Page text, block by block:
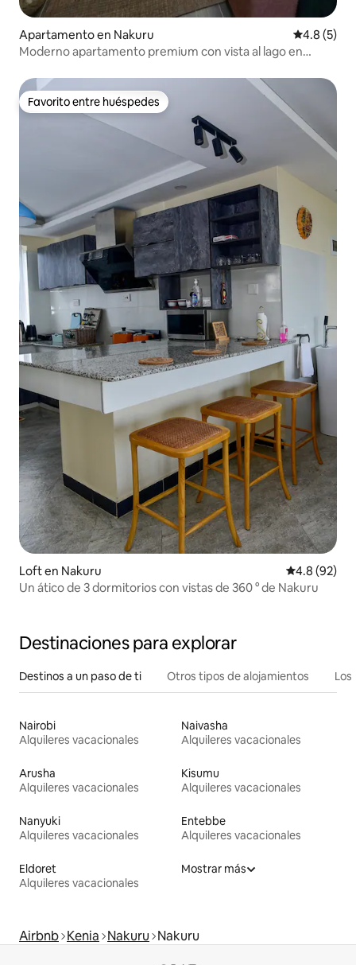
Apartamento en Nakuru
4.8 (5)
Moderno apartamento premium con vista al lago en
Favorito entre huéspedes
Favorito entre huéspedes
Loft en Nakuru Calificación
4.8 (92)
Un ático de 3 dormitorios con vistas de 360 ° de Nakuru
Destinaciones para explorar
Destinos a un paso de ti Otros tipos de alojamientos
Nairobi
Alquileres vacacionales
Naivasha
Alquileres vacacionales
Arusha
Alquileres vacacionales
Kisumu
Alquileres vacacionales
Nanyuki
Alquileres vacacionales
Entebbe
Alquileres vacacionales
Eldoret
Alquileres vacacionales
Mostrar más
Airbnb Kenia Nakuru Nakuru